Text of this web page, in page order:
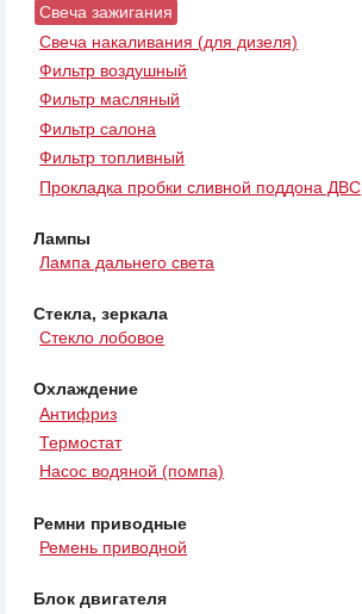
Свеча зажигания
Свеча накаливания (для дизеля)
Фильтр воздушный
Фильтр масляный
Фильтр салона
Фильтр топливный
Прокладка пробки сливной поддона ДВС
Лампы
Лампа дальнего света
Стекла, зеркала
Стекло лобовое
Охлаждение
Антифриз
Термостат
Насос водяной (помпа)
Ремни приводные
Ремень приводной
Блок двигателя